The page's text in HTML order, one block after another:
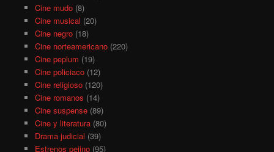
Cine mudo(8)
Cine musical (20)
Cine negro(18)
Cine norteamericano(220)
Cine peplum (19)
Cine policiaco(12)
Cine religioso(120)
Cine romanos (14)
Cine suspense(89)
Cine y literatura(80)
Drama judicial (39)
Estrenos pejino(95)